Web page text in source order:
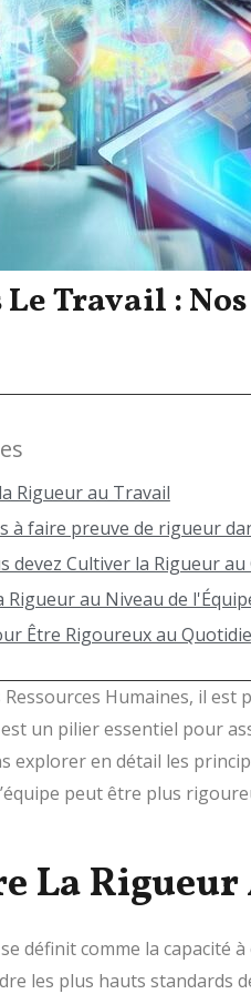
Travail :
Rigueur au Travail
à faire preuve de rigueur
devez Cultiver la Rigueur
Rigueur au Niveau de
Être Rigoureux au
Humaines, il
un pilier essentiel pour
explorer en détail les
peut être plus
La
définit comme la capacité
les plus hauts